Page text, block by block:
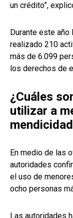
un crédito”,
Durante este
realizado 210
más de 6.099
los derechos de
¿Cuáles
utilizar a
En medio de las
autoridades
el uso de
ocho personas
Las autoridades